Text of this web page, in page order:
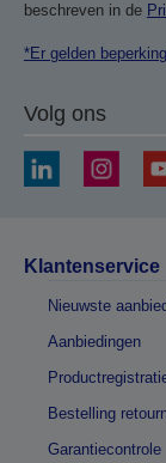
beschreven in de
*Er gelden
Volg ons
Klantenservice
Nieuwste
Aanbiedingen
Bestelling
Garantiecontrole